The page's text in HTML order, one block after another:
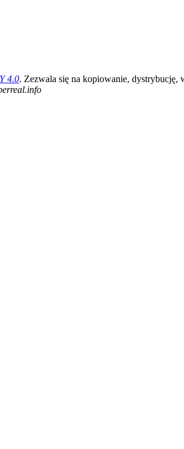
4.0. Zezwala się na kopiowanie,